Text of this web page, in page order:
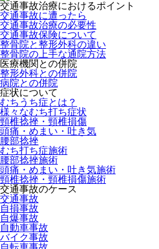
交通事故治療におけるポイント
交通事故に遭ったら
交通事故治療の必要性
交通事故保険について
整骨院と整形外科の違い
整骨院の上手な通院方法
医療機関との併院
整形外科との併院
病院との併院
症状について
むちうち症とは？
様々なむち打ち症状
頸椎捻挫・頸椎損傷
頭痛・めまい・吐き気
腰部捻挫
むち打ち症施術
腰部捻挫施術
頭痛・めまい・吐き気施術
頸椎捻挫・頸椎損傷施術
交通事故のケース
交通事故
自損事故
自爆事故
自動車事故
バイク事故
自転車事故